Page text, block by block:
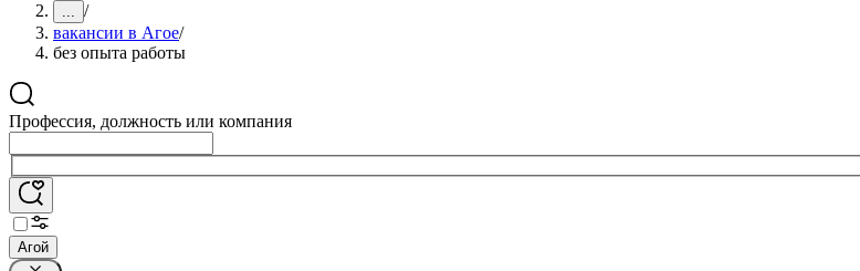
... /
вакансии в Агое/
без опыта работы
Профессия, должность или компания
Агой